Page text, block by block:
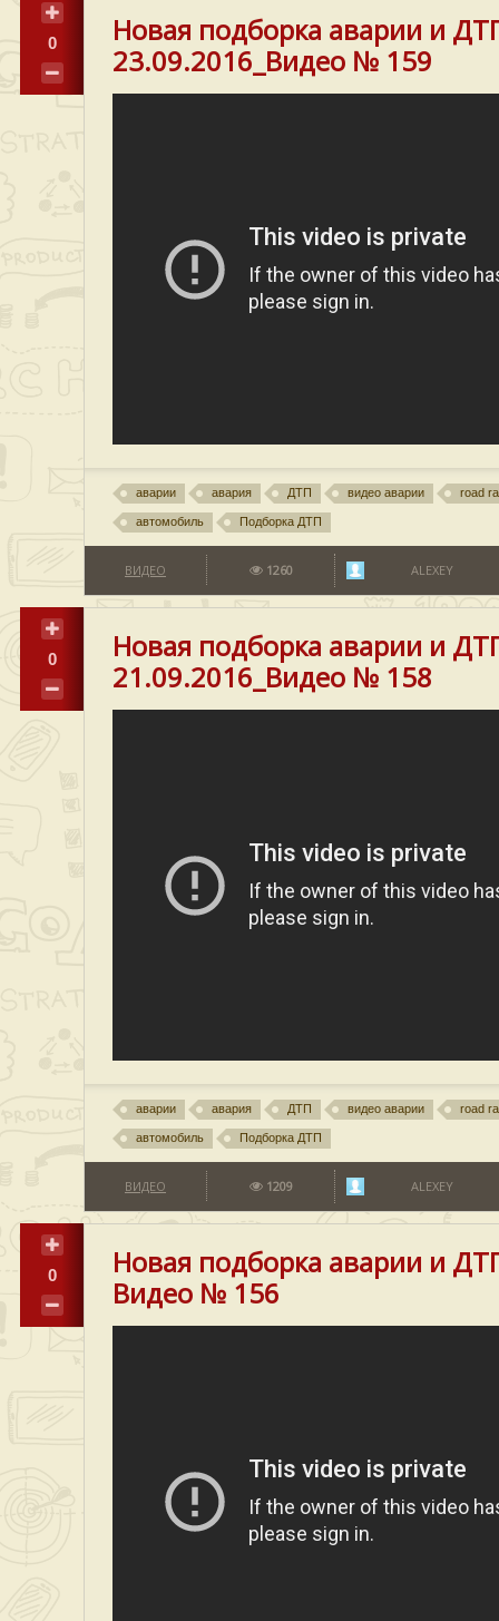
0
Новая подборка аварии и
23.09.2016_Видео № 159
аварии авария ДТП видео аварии road
автомобиль Подборка ДТП
ВИДЕО 1260 ALEXEY
0
Новая подборка аварии и
21.09.2016_Видео № 158
аварии авария ДТП видео аварии road
автомобиль Подборка ДТП
ВИДЕО 1209 ALEXEY
0
Новая подборка аварии и
Видео № 156